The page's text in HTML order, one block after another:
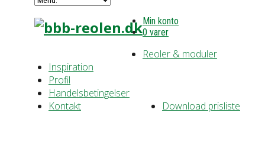
Min konto
0 varer
Reoler & moduler
Inspiration
Profil
Handelsbetingelser
Download prisliste
Kontakt